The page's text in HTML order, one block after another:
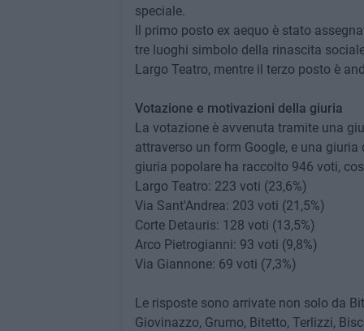
speciale.
Il primo posto ex aequo è stato
tre luoghi simbolo della rinascita
Largo Teatro, mentre il terzo posto è
Votazione e motivazioni della giuria
La votazione è avvenuta tramite una
attraverso un form Google, e una
giuria popolare ha raccolto 946 voti,
Largo Teatro: 223 voti (23,6%)
Via Sant'Andrea: 203 voti (21,5%)
Corte Detauris: 128 voti (13,5%)
Arco Pietrogianni: 93 voti (9,8%)
Via Giannone: 69 voti (7,3%)
Le risposte sono arrivate non solo da
Giovinazzo, Grumo, Bitetto, Terlizzi,